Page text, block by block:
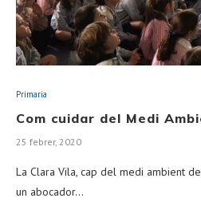
Primaria
Com cuidar del Medi
25 febrer, 2020
La Clara Vila, cap del medi ambient
un abocador…